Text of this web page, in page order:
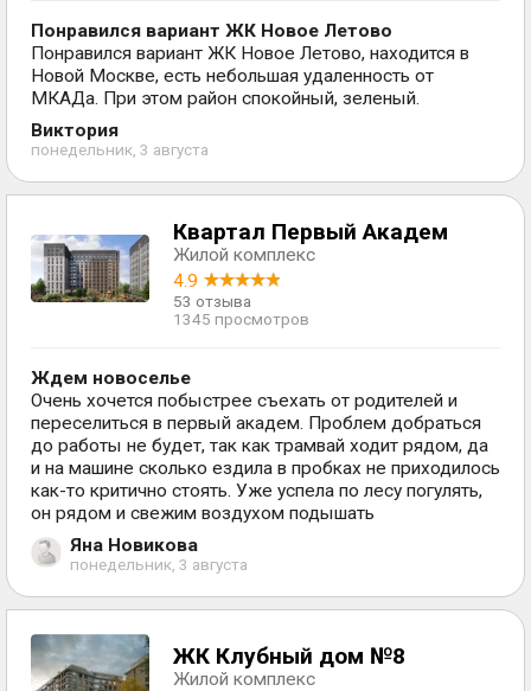
Понравился вариант ЖК Новое Летово
Понравился вариант ЖК Новое Летово, находится в
Новой Москве, есть небольшая удаленность от
МКАДа. При этом район спокойный, зеленый.
Виктория
понедельник, 3 августа
Квартал Первый Академ
Жилой комплекс
4.9
53 отзыва
1345 просмотров
Ждем новоселье
Очень хочется побыстрее съехать от родителей и
переселиться в первый академ. Проблем добраться
до работы не будет, так как трамвай ходит рядом, да
и на машине сколько ездила в пробках не приходилось
как-то критично стоять. Уже успела по лесу погулять,
он рядом и свежим воздухом подышать
Яна Новикова
понедельник, 3 августа
ЖК Клубный дом №8
Жилой комплекс